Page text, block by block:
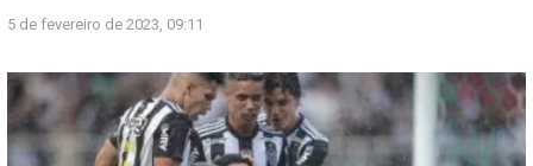
5 de fevereiro de 2023, 09:11